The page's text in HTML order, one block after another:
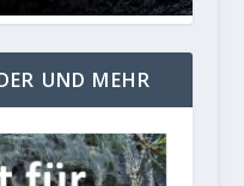
UND MEHR